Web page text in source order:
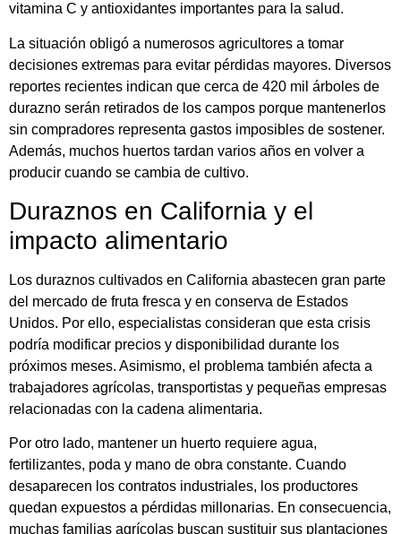
vitamina C y antioxidantes importantes para la salud.
La situación obligó a numerosos agricultores a tomar
decisiones extremas para evitar pérdidas mayores. Diversos
reportes recientes indican que cerca de 420 mil árboles de
durazno serán retirados de los campos porque mantenerlos
sin compradores representa gastos imposibles de sostener.
Además, muchos huertos tardan varios años en volver a
producir cuando se cambia de cultivo.
Duraznos en California y el
impacto alimentario
Los duraznos cultivados en California abastecen gran parte
del mercado de fruta fresca y en conserva de Estados
Unidos. Por ello, especialistas consideran que esta crisis
podría modificar precios y disponibilidad durante los
próximos meses. Asimismo, el problema también afecta a
trabajadores agrícolas, transportistas y pequeñas empresas
relacionadas con la cadena alimentaria.
Por otro lado, mantener un huerto requiere agua,
fertilizantes, poda y mano de obra constante. Cuando
desaparecen los contratos industriales, los productores
quedan expuestos a pérdidas millonarias. En consecuencia,
muchas familias agrícolas buscan sustituir sus plantaciones